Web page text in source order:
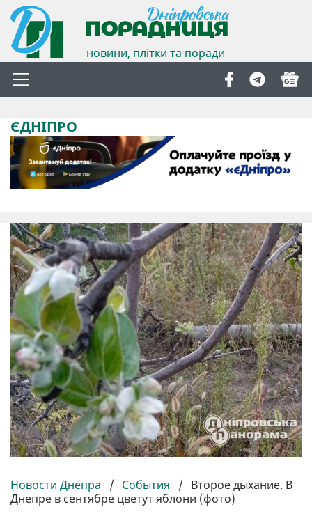
новини, плітки та поради
ЄДНІПРО
Новости Днепра / События / Второе дыхание. В
Днепре в сентябре цветут яблони (фото)